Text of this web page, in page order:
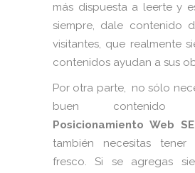
más dispuesta a leerte y
siempre, dale contenido
visitantes, que realmente
contenidos ayudan a sus
Por otra parte, no sólo
buen
Posicionamiento Web
también necesitas tener
fresco. Si se agregas